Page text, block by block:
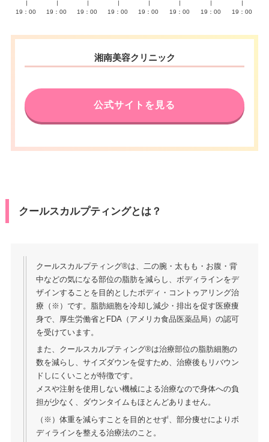
19：00
19：00
19：00
19：00
19：00
19：00
19：00
19：00
湘南美容クリニック
公式サイトを見る
クールスカルプティングとは？
クールスカルプティング®は、二の腕・太もも・お腹・背
中などの気になる部位の脂肪を減らし、ボディラインをデ
ザインすることを目的としたボディ・コントゥアリング治
療（※）です。脂肪細胞を冷却し減少・排出を促す医療痩
身で、厚生労働省とFDA（アメリカ食品医薬品局）の認可
を受けています。
また、クールスカルプティング®は治療部位の脂肪細胞の
数を減らし、サイズダウンを促すため、治療後もリバウン
ドしにくいことが特徴です。
メスや注射を使用しない機械による治療なので身体への負
担が少なく、ダウンタイムもほとんどありません。
（※）体重を減らすことを目的とせず、部分痩せによりボ
ディラインを整える治療法のこと。